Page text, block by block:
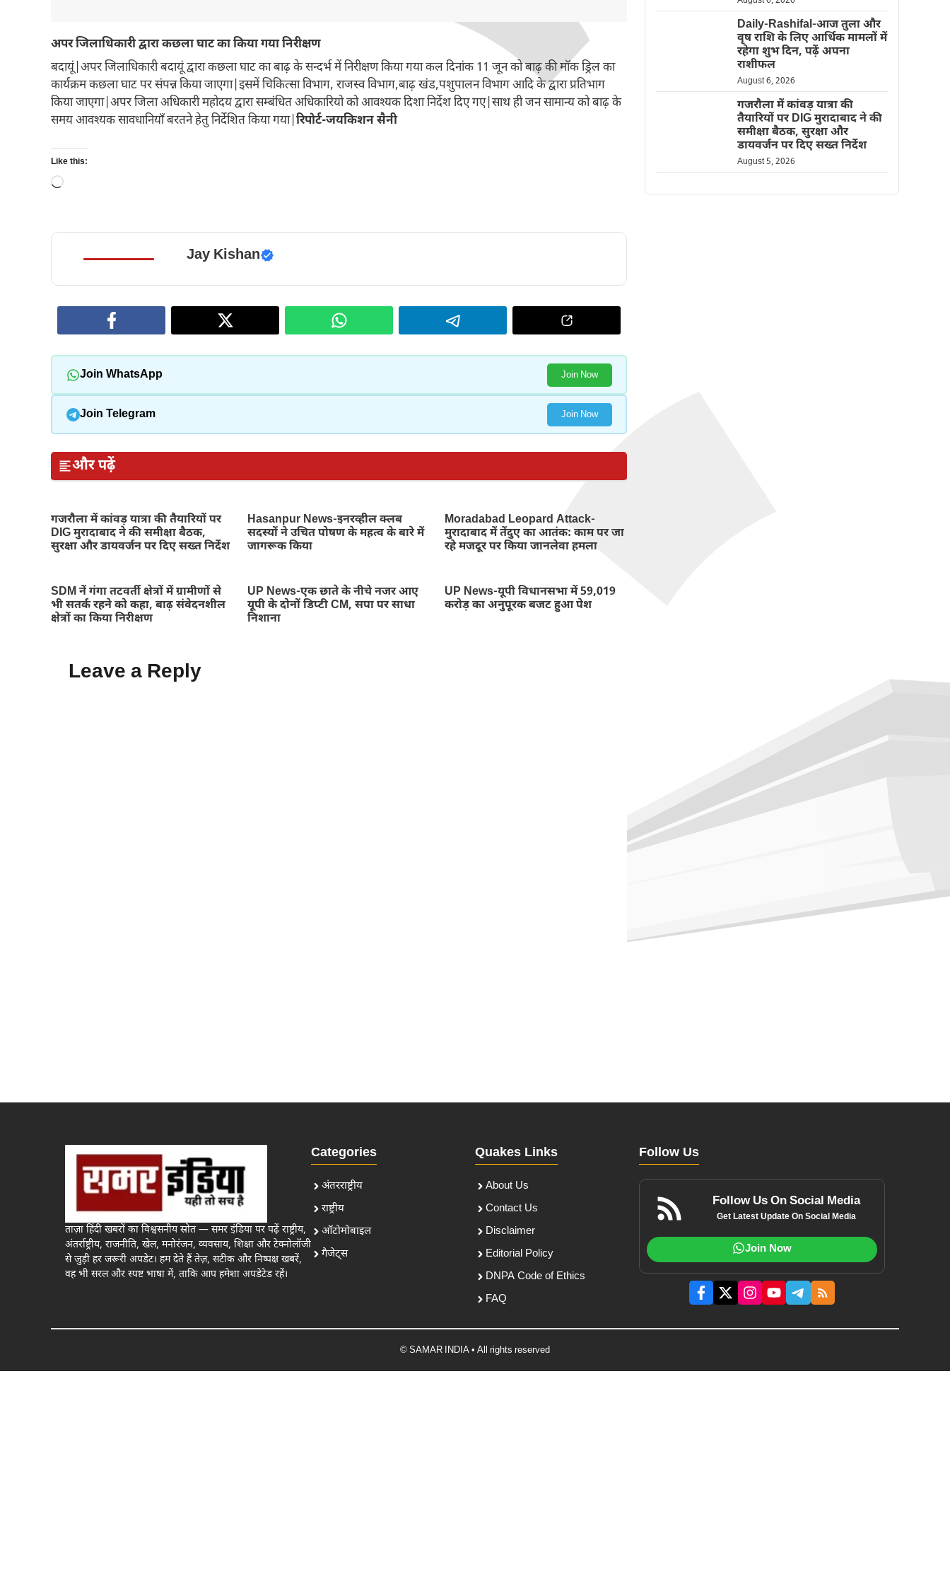
अपर जिलाधिकारी द्वारा कछला घाट का किया गया निरीक्षण
बदायूं|अपर जिलाधिकारी बदायूं द्वारा कछला घाट का बाढ़ के सन्दर्भ में निरीक्षण किया गया कल दिनांक 11 जून को बाढ़ की मॉक ड्रिल का
कार्यक्रम कछला घाट पर संपन्न किया जाएगा|इसमें चिकित्सा विभाग, राजस्व विभाग,बाढ़ खंड,पशुपालन विभाग आदि के द्वारा प्रतिभाग
किया जाएगा|अपर जिला अधिकारी महोदय द्वारा सम्बंधित अधिकारियो को आवश्यक दिशा निर्देश दिए गए|साथ ही जन सामान्य को बाढ़ के
समय आवश्यक सावधानियाँ बरतने हेतु निर्देशित किया गया| रिपोर्ट-जयकिशन सैनी
Like this:
Loading…
Jay Kishan
Join WhatsApp Join Now
Join Telegram Join Now
और पढ़ें
गजरौला में कांवड़ यात्रा की तैयारियों पर
DIG मुरादाबाद ने की समीक्षा बैठक,
सुरक्षा और डायवर्जन पर दिए सख्त निर्देश
Hasanpur News-इनरव्हील क्लब
सदस्यों ने उचित पोषण के महत्व के बारे में
जागरूक किया
Moradabad Leopard Attack-
मुरादाबाद में तेंदुए का आतंक: काम पर जा
रहे मजदूर पर किया जानलेवा हमला
SDM नें गंगा तटवर्ती क्षेत्रों में ग्रामीणों से
भी सतर्क रहने को कहा, बाढ़ संवेदनशील
क्षेत्रों का किया निरीक्षण
UP News-एक छाते के नीचे नजर आए
यूपी के दोनों डिप्टी CM, सपा पर साधा
निशाना
UP News-यूपी विधानसभा में 59,019
करोड़ का अनुपूरक बजट हुआ पेश
Leave a Reply
Daily-Rashifal-आज तुला और
वृष राशि के लिए आर्थिक मामलों में
रहेगा शुभ दिन, पढ़ें अपना
राशीफल
August 6, 2026
गजरौला में कांवड़ यात्रा की
तैयारियों पर DIG मुरादाबाद ने की
समीक्षा बैठक, सुरक्षा और
डायवर्जन पर दिए सख्त निर्देश
August 5, 2026
ताज़ा हिंदी खबरों का विश्वसनीय स्रोत — समर इंडिया पर पढ़ें राष्ट्रीय,
अंतर्राष्ट्रीय, राजनीति, खेल, मनोरंजन, व्यवसाय, शिक्षा और टेक्नोलॉजी
से जुड़ी हर जरूरी अपडेट। हम देते हैं तेज़, सटीक और निष्पक्ष खबरें,
वह भी सरल और स्पष्ट भाषा में, ताकि आप हमेशा अपडेटेड रहें।
Categories
अंतरराष्ट्रीय
राष्ट्रीय
ऑटोमोबाइल
गैजेट्स
Quakes Links
About Us
Contact Us
Disclaimer
Editorial Policy
DNPA Code of Ethics
FAQ
Follow Us
Follow Us On Social Media
Get Latest Update On Social Media
Join Now
© SAMAR INDIA • All rights reserved